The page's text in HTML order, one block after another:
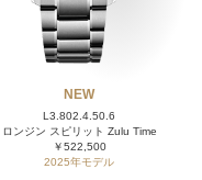
NEW
L3.802.4.50.6
ロンジン スピリット Zulu Time
￥522,500
2025年モデル